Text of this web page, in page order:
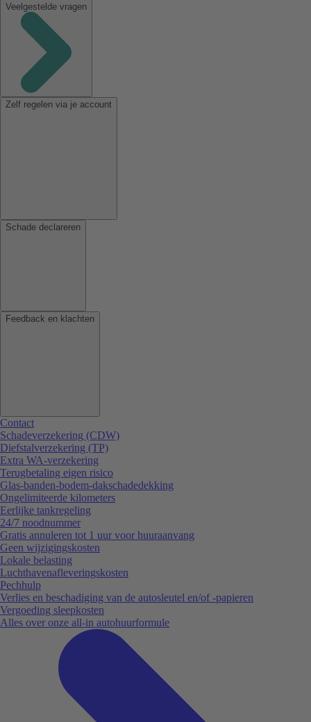
Veelgestelde vragen
Zelf regelen via je account
Schade declareren
Feedback en klachten
Contact
Schadeverzekering (CDW)
Diefstalverzekering (TP)
Extra WA-verzekering
Terugbetaling eigen risico
Glas-banden-bodem-dakschadedekking
Ongelimiteerde kilometers
Eerlijke tankregeling
24/7 noodnummer
Gratis annuleren tot 1 uur voor huuraanvang
Geen wijzigingskosten
Lokale belasting
Luchthavenafleveringskosten
Pechhulp
Verlies en beschadiging van de autosleutel en/of -papieren
Vergoeding sleepkosten
Alles over onze all-in autohuurformule